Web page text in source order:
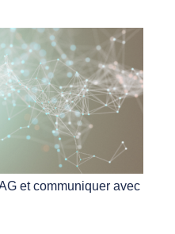
et communiquer avec